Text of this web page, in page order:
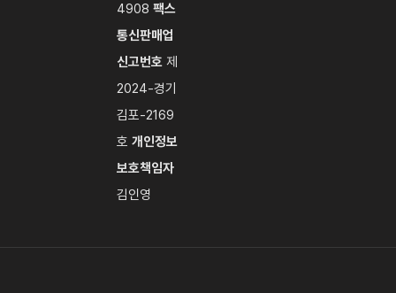
4908 팩스
통신판매업
신고번호 제
2024-경기
김포-2169
호 개인정보
보호책임자
김인영